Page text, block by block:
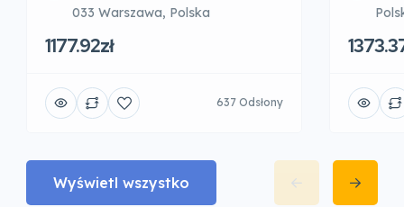
033 Warszawa, Polska
1177.92zł
637 Odsłony
Wyświetl wszystko